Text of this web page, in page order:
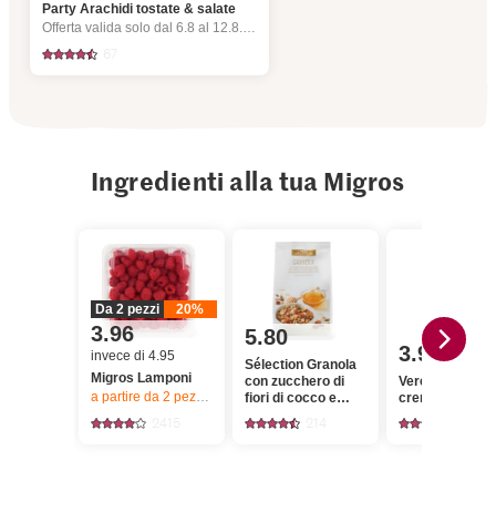
Party Arachidi tostate & salate
Offerta valida solo dal 6.8 al 12.8.2026, fino a esaurimento dello stock.
Ingredienti alla tua Migros
Da 2 pezzi 20%
3.96
invece di 4.95
Migros Lamponi
a partire da 2 pezzi, Offerta valida solo dal 6.8 al 12.8.2026, fino a
5.80
Sélection Granola
con zucchero di
fiori di cocco e
miele
3.90
Vere caramelle
crema